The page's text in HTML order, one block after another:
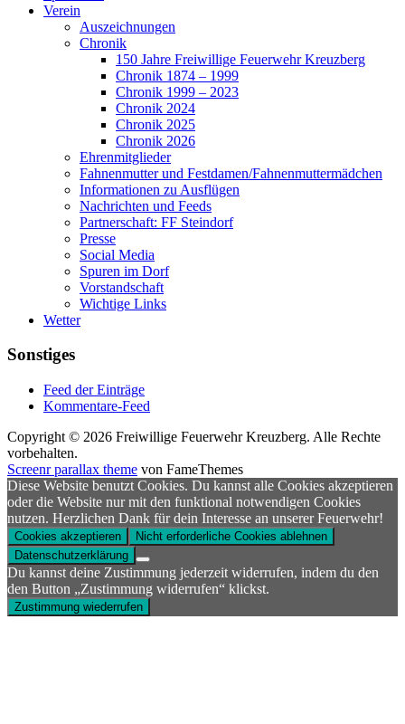
Verein
Auszeichnungen
Chronik
150 Jahre Freiwillige Feuerwehr Kreuzberg
Chronik 1874 – 1999
Chronik 1999 – 2023
Chronik 2024
Chronik 2025
Chronik 2026
Ehrenmitglieder
Fahnenmutter und Festdamen/Fahnenmuttermädchen
Informationen zu Ausflügen
Nachrichten und Feeds
Partnerschaft: FF Steindorf
Presse
Social Media
Spuren im Dorf
Vorstandschaft
Wichtige Links
Wetter
Sonstiges
Feed der Einträge
Kommentare-Feed
Copyright © 2026 Freiwillige Feuerwehr Kreuzberg. Alle Rechte
vorbehalten.
Screenr parallax theme von FameThemes
Diese Website benutzt Cookies. Du kannst alle Cookies akzeptieren
oder die Website nur mit den funktional notwendigen Cookies
nutzen. Herzlichen Dank für dein Interesse an unserer Feuerwehr!
Cookies akzeptieren
Nicht erforderliche Cookies ablehnen
Datenschutzerklärung
Du kannst deine Zustimmung jederzeit widerrufen, indem du den
den Button „Zustimmung widerrufen“ klickst.
Zustimmung wiederrufen